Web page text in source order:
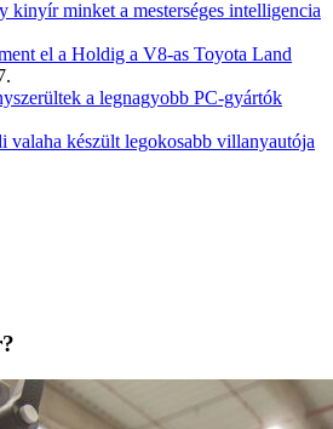
kinyír minket a mesterséges intelligencia
el a Holdig a V8-as Toyota Land
a legnagyobb PC-gyártók
valaha készült legokosabb villanyautója